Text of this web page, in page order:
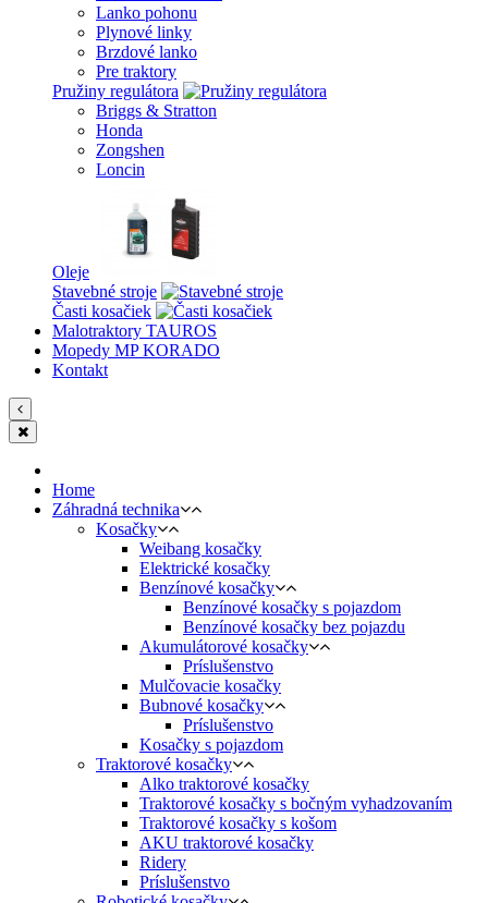
Lanko pohonu
Plynové linky
Brzdové lanko
Pre traktory
Pružiny regulátora
Briggs & Stratton
Honda
Zongshen
Loncin
Oleje
Stavebné stroje
Časti kosačiek
Malotraktory TAUROS
Mopedy MP KORADO
Kontakt
Home
Záhradná technika
Kosačky
Weibang kosačky
Elektrické kosačky
Benzínové kosačky
Benzínové kosačky s pojazdom
Benzínové kosačky bez pojazdu
Akumulátorové kosačky
Príslušenstvo
Mulčovacie kosačky
Bubnové kosačky
Príslušenstvo
Kosačky s pojazdom
Traktorové kosačky
Alko traktorové kosačky
Traktorové kosačky s bočným vyhadzovaním
Traktorové kosačky s košom
AKU traktorové kosačky
Ridery
Príslušenstvo